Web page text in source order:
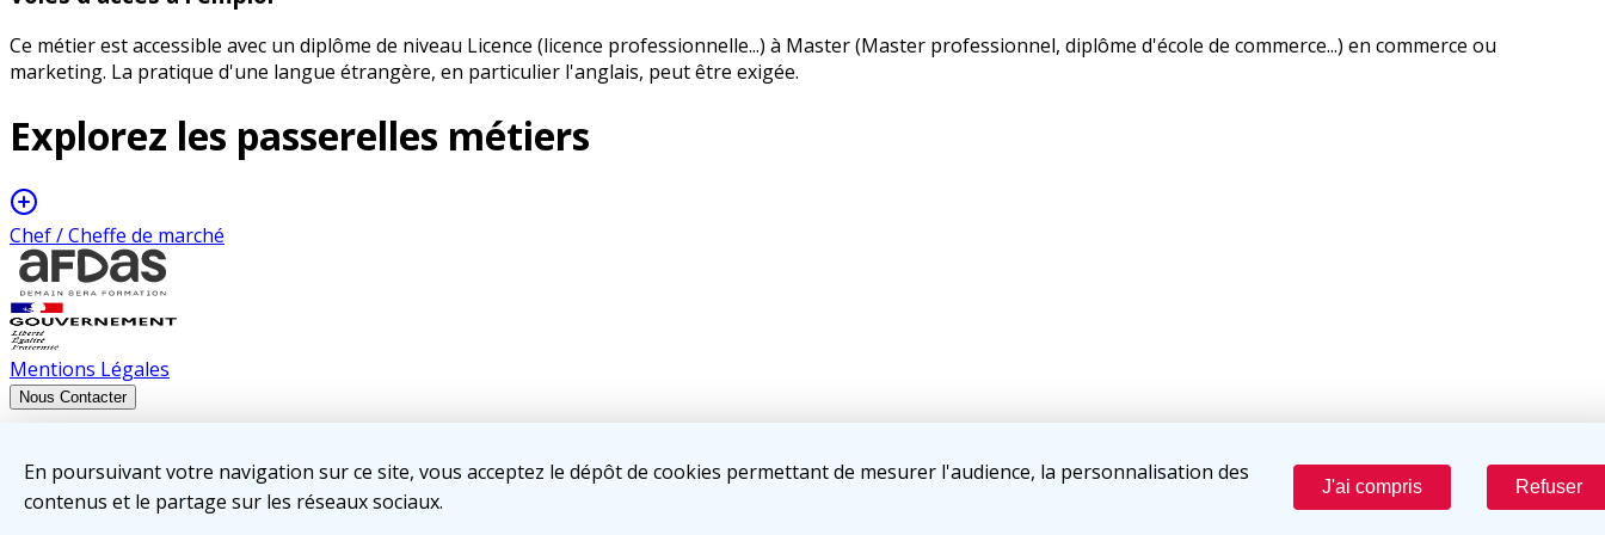
Ce métier est accessible avec un diplôme de niveau Licence (licence professionnelle...) à Master (Master professionnel, diplôme d'école de commerce...) en commerce ou
marketing. La pratique d'une langue étrangère, en particulier l'anglais, peut être exigée.
Explorez les passerelles métiers
Chef / Cheffe de marché
Mentions Légales
Nous Contacter
2025 • Plan du site
En poursuivant votre navigation sur ce site, vous acceptez le dépôt de cookies permettant de mesurer l'audience, la personnalisation des
contenus et le partage sur les réseaux sociaux.
J'ai compris Refuser